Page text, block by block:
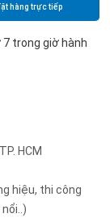
hàng trực tiếp
trong giờ hành
HCM
hiệu, thi công